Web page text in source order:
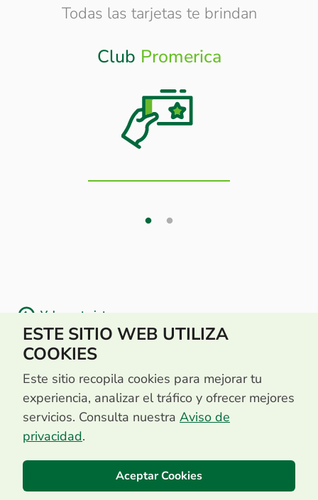
Todas las tarjetas te brindan
Club Promerica
OtrosBeneficios
Volver a tarjetas
ESTE SITIO WEB UTILIZA
COOKIES
Este sitio recopila cookies para mejorar tu
experiencia, analizar el tráfico y ofrecer mejores
servicios. Consulta nuestra Aviso de
privacidad.
Aceptar Cookies